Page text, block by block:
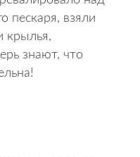
пескаря, взяли
крылья,
знают, что